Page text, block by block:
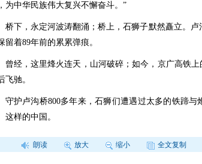
为中华民族伟大复兴不懈奋斗。”
桥下，永定河波涛翻涌；桥上，石狮子默然矗立。
留着89年前的累累弹痕。
曾经，这里烽火连天，山河破碎；如今，京广高铁
飞驰。
守护卢沟桥800多年来，石狮们遭遇过太多的铁蹄与
这样的中国。
朗读 放大 缩小 全文复制